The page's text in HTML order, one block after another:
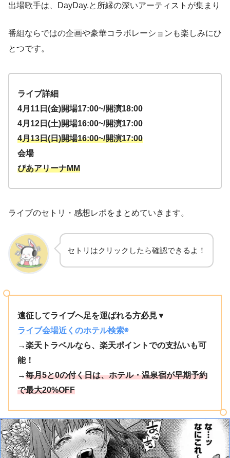
出場歌手は、DayDay.と所縁の深いアーティストが集まり
番組ならではの企画や豪華コラボレーションも楽しみにひ
とつです。
ライブ詳細
4月11日(金)開場17:00~/開演18:00
4月12日(土)開場16:00~/開演17:00
4月13日(日)開場16:00~/開演17:00
会場
ぴあアリーナMM
ライブのセトリ・感想レポをまとめていきます。
セトリはクリックしたら確認できるよ！
遠征してライブへ足を運ばれる方必見▼
ライブ会場近くのホテル検索◉
→楽天トラベルなら、楽天ポイントでの支払いも可
能！
→毎月5と0の付く日は、ホテル・温泉宿が早期予約
で最大20%OFF